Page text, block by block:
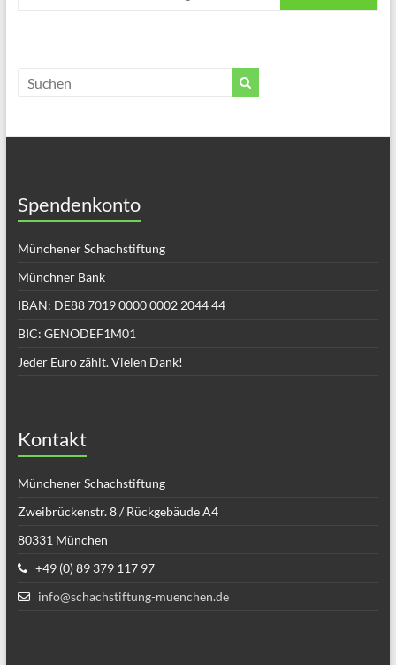
Spendenkonto
Münchener Schachstiftung
Münchner Bank
IBAN: DE88 7019 0000 0002 2044 44
BIC: GENODEF1M01
Jeder Euro zählt. Vielen Dank!
Kontakt
Münchener Schachstiftung
Zweibrückenstr. 8 / Rückgebäude A4
80331 München
+49 (0) 89 379 117 97
info@schachstiftung-muenchen.de